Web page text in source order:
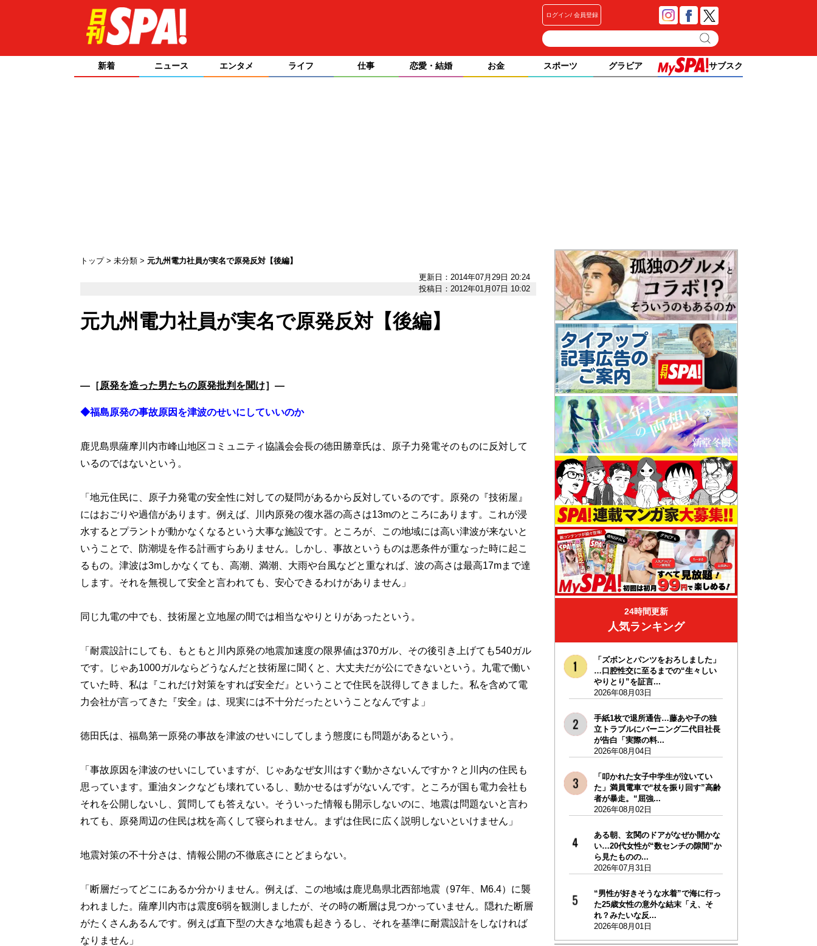
ログイン 会員登録
新着 ニュース エンタメ ライフ 仕事 恋愛・結婚 お金 スポーツ グラビア サブスク
トップ 未分類
元九州電力社員が実名で原発反対【後編】
更新日：2014年07月29日 20:24
投稿日：2012年01月07日 10:02
元九州電力社員が実名で原発反対【後編】
―［原発を造った男たちの原発批判を聞け］―
◆福島原発の事故原因を津波のせいにしていいのか
鹿児島県薩摩川内市峰山地区コミュニティ協議会会長の徳田勝章氏は、原子力発電そのものに反対して
いるのではないという。
「地元住民に、原子力発電の安全性に対しての疑問があるから反対しているのです。原発の『技術屋』
にはおごりや過信があります。例えば、川内原発の復水器の高さは13mのところにあります。これが浸
水するとプラントが動かなくなるという大事な施設です。ところが、この地域には高い津波が来ないと
いうことで、防潮堤を作る計画すらありません。しかし、事故というものは悪条件が重なった時に起こ
るもの。津波は3mしかなくても、高潮、満潮、大雨や台風などと重なれば、波の高さは最高17mまで達
します。それを無視して安全と言われても、安心できるわけがありません」
同じ九電の中でも、技術屋と立地屋の間では相当なやりとりがあったという。
「耐震設計にしても、もともと川内原発の地震加速度の限界値は370ガル、その後引き上げても540ガル
です。じゃあ1000ガルならどうなんだと技術屋に聞くと、大丈夫だが公にできないという。九電で働い
ていた時、私は『これだけ対策をすれば安全だ』ということで住民を説得してきました。私を含めて電
力会社が言ってきた『安全』は、現実には不十分だったということなんですよ」
徳田氏は、福島第一原発の事故を津波のせいにしてしまう態度にも問題があるという。
「事故原因を津波のせいにしていますが、じゃあなぜ女川はすぐ動かさないんですか？と川内の住民も
思っています。重油タンクなども壊れているし、動かせるはずがないんです。ところが国も電力会社も
それを公開しないし、質問しても答えない。そういった情報も開示しないのに、地震は問題ないと言わ
れても、原発周辺の住民は枕を高くして寝られません。まずは住民に広く説明しないといけません」
地震対策の不十分さは、情報公開の不徹底さにとどまらない。
「断層だってどこにあるか分かりません。例えば、この地域は鹿児島県北西部地震（97年、M6.4）に襲
われました。薩摩川内市は震度6弱を観測しましたが、その時の断層は見つかっていません。隠れた断層
がたくさんあるんです。例えば直下型の大きな地震も起きうるし、それを基準に耐震設計をしなければ
なりません」
24時間更新
人気ランキング
「ズボンとパンツをおろしました」
…口腔性交に至るまでの“生々しい
やりとり”を証言...
2026年08月03日
手紙1枚で退所通告…藤あや子の独
立トラブルにバーニング二代目社長
が告白「実際の料...
2026年08月04日
「叩かれた女子中学生が泣いてい
た」満員電車で“杖を振り回す”高齢
者が暴走。“屈強...
2026年08月02日
ある朝、玄関のドアがなぜか開かな
い…20代女性が“数センチの隙間”か
ら見たものの...
2026年07月31日
“男性が好きそうな水着”で海に行っ
た25歳女性の意外な結末「え、そ
れ？みたいな反...
2026年08月01日